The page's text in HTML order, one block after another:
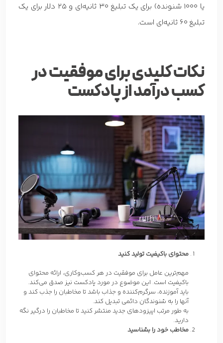
یا 1000 شنونده) برای یک تبلیغ 30 ثانیه‌ای و 25 دلار برای یک
تبلیغ 60 ثانیه‌ای است.
نکات کلیدی برای موفقیت در
کسب درآمد از پادکست
محتوای باکیفیت تولید کنید
مهم‌ترین عامل برای موفقیت در هر کسب‌وکاری، ارائه محتوای
باکیفیت است. این موضوع در مورد پادکست نیز صدق می‌کند.
باید آموزنده، سرگرم‌کننده و جذاب باشد تا مخاطبان را جذب کند و
آنها را به شنوندگان دائمی تبدیل کند.
به طور مرتب اپیزودهای جدید منتشر کنید تا مخاطبان را درگیر نگه
دارید.
مخاطب خود را بشناسید